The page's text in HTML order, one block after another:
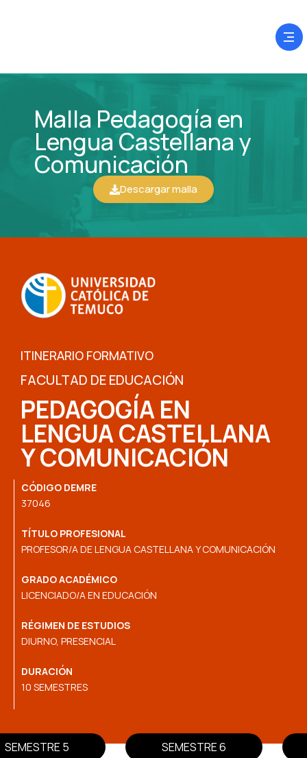
Malla Pedagogía en
Lengua Castellana y
Comunicación
Descargar malla
ITINERARIO FORMATIVO
FACULTAD DE EDUCACIÓN
PEDAGOGÍA EN
LENGUA CASTELLANA
Y COMUNICACIÓN
CÓDIGO DEMRE
37046
TÍTULO PROFESIONAL
PROFESOR/A DE LENGUA CASTELLANA Y COMUNICACIÓN
GRADO ACADÉMICO
LICENCIADO/A EN EDUCACIÓN
RÉGIMEN DE ESTUDIOS
DIURNO, PRESENCIAL
DURACIÓN
10 SEMESTRES
SEMESTRE 5 SEMESTRE 6